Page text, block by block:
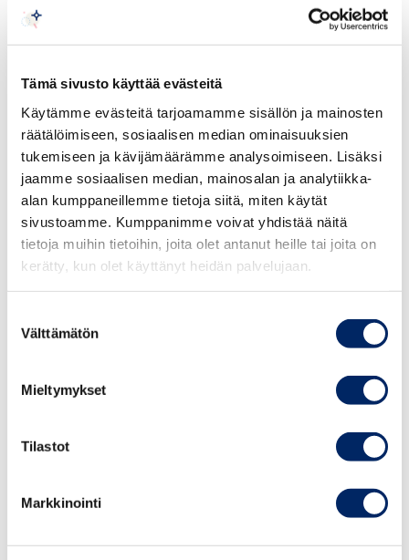
Tämä sivusto käyttää evästeitä
Käytämme evästeitä tarjoamamme sisällön ja mainosten
räätälöimiseen, sosiaalisen median ominaisuuksien
tukemiseen ja kävijämäärämme analysoimiseen. Lisäksi
jaamme sosiaalisen median, mainosalan ja analytiikka-
alan kumppaneillemme tietoja siitä, miten käytät
sivustoamme. Kumppanimme voivat yhdistää näitä
tietoja muihin tietoihin, joita olet antanut heille tai joita on
kerätty, kun olet käyttänyt heidän palvelujaan.
valinta
Välttämätön
Mieltymykset
Tilastot
Markkinointi
palvelun menekinedistämiseen tähtäävää viestintää ei
siten saa esittää esimerkiksi uutisena, toimituksellisena
tuotearvosteluna, käyttäjän tuottamana sisältönä,
yksityisenä blogina, henkilökohtaisena julkaisuna
sosiaalisessa mediassa tai riippumattomana arvosteluna.
Markkinointi mediassa, jossa on sekaisin sekä kaupallista
että ei-kaupallista sisältöä (esim. uutisia ja muuta
toimituksellista aineistoa tai sosiaalisen median
julkaisuja), on oltava selkeästi tunnistettavissa
kaupalliseksi viestinnäksi. Markkinointi on suunniteltava
siten, että se on helposti ja välittömästi tunnistettavissa
markkinoinniksi. Markkinointi on tarvittaessa merkittävä
mainostunnisteella.
ICC:n sääntöjen 18.2 artiklan mukaan kaikki
vaikuttajamarkkinointi, mukaan lukien vaikuttajan omien
tuotteiden myynninedistäminen, on suunniteltava siten,
että se on välittömästi tunnistettavissa markkinoinniksi.
tavalla mukautettu, erityisesti sosiaalisen median osalta.